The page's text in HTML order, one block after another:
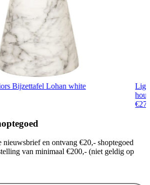
Bijzettafel Lohan white
€
en ontvang €20,- shoptegoed
van minimaal €200,- (niet geldig op